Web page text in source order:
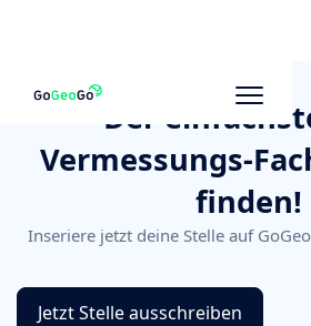
Der
Vermessungs-
finden!
Inseriere jetzt deine Stelle auf
Jetzt Stelle ausschreiben